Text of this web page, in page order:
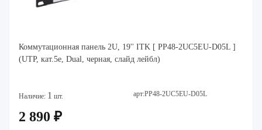
Коммутационная панель 2U, 19'' ITK [ PP48-2UC5EU-D05L ]
(UTP, кат.5e, Dual, черная, слайд лейбл)
Наличие: 1 шт. арт:PP48-2UC5EU-D05L
2 890 ₽